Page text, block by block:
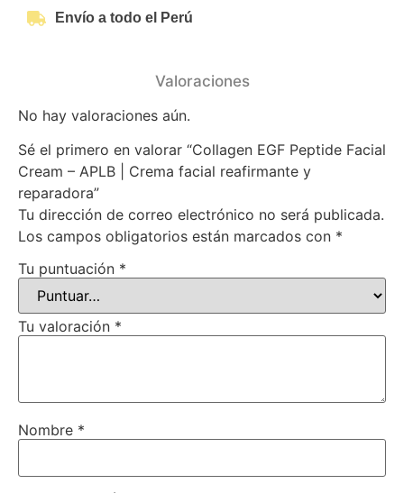
Envío a todo el Perú
Valoraciones
No hay valoraciones aún.
Sé el primero en valorar “Collagen EGF Peptide Facial
Cream – APLB | Crema facial reafirmante y
reparadora”
Tu dirección de correo electrónico no será publicada.
Los campos obligatorios están marcados con *
Tu puntuación *
Tu valoración *
Nombre *